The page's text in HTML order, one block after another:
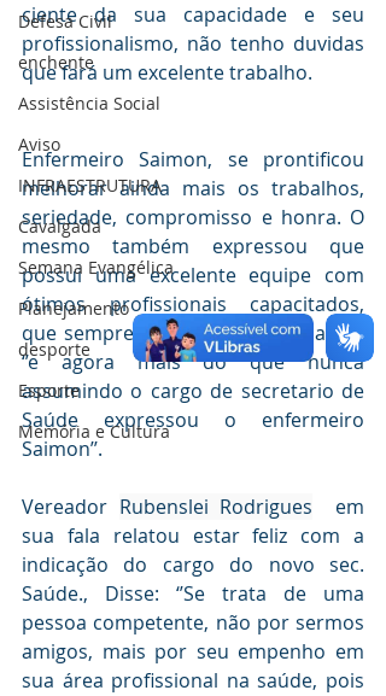
Defesa Civil
enchente
Assistência Social
Aviso
INFRAESTRUTURA
Cavalgada
Semana Evangélica
Planejamento
desporte
Esporte
Memória e Cultura
ciente da sua capacidade e seu
profissionalismo, não tenho duvidas
que fará um excelente trabalho.
Enfermeiro Saimon, se prontificou
melhorar ainda mais os trabalhos,
seriedade, compromisso e honra. O
mesmo também expressou que
possui uma excelente equipe com
ótimos profissionais capacitados,
que sempre estiveram empenhados,
‘’e agora mais do que nunca
assumindo o cargo de secretario de
Saúde expressou o enfermeiro
Saimon’’.
Vereador Rubenslei Rodrigues
  em
sua fala relatou estar feliz com a
indicação do cargo do novo sec.
Saúde., Disse: ‘’Se trata de uma
pessoa competente, não por sermos
amigos, mais por seu empenho em
sua área profissional na saúde, pois